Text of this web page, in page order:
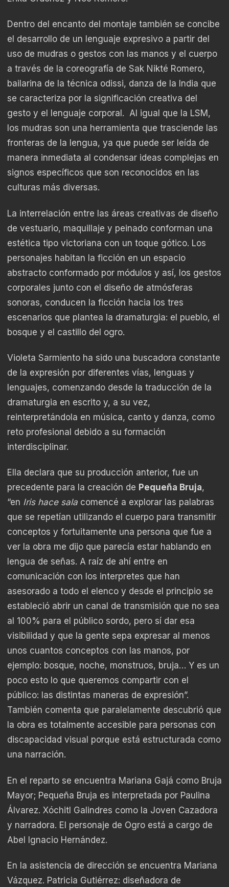
Dentro del encanto del montaje también se concibe
el desarrollo de un lenguaje expresivo a partir del
uso de mudras o gestos con las manos y el cuerpo
a través de la coreografía de Sak Nikté Romero,
bailarina de la técnica odissi, danza de la India que
se caracteriza por la significación creativa del
gesto y el lenguaje corporal. Al igual que la LSM,
los mudras son una herramienta que trasciende las
fronteras de la lengua, ya que puede ser leída de
manera inmediata al condensar ideas complejas en
signos específicos que son reconocidos en las
culturas más diversas.
La interrelación entre las áreas creativas de diseño
de vestuario, maquillaje y peinado conforman una
estética tipo victoriana con un toque gótico. Los
personajes habitan la ficción en un espacio
abstracto conformado por módulos y así, los gestos
corporales junto con el diseño de atmósferas
sonoras, conducen la ficción hacia los tres
escenarios que plantea la dramaturgia: el pueblo, el
bosque y el castillo del ogro.
Violeta Sarmiento ha sido una buscadora constante
de la expresión por diferentes vías, lenguas y
lenguajes, comenzando desde la traducción de la
dramaturgia en escrito y, a su vez,
reinterpretándola en música, canto y danza, como
reto profesional debido a su formación
interdisciplinar.
Ella declara que su producción anterior, fue un
precedente para la creación de Pequeña Bruja,
“en Iris hace sala comencé a explorar las palabras
que se repetían utilizando el cuerpo para transmitir
conceptos y fortuitamente una persona que fue a
ver la obra me dijo que parecía estar hablando en
lengua de señas. A raíz de ahí entre en
comunicación con los interpretes que han
asesorado a todo el elenco y desde el principio se
estableció abrir un canal de transmisión que no sea
al 100% para el público sordo, pero sí dar esa
visibilidad y que la gente sepa expresar al menos
unos cuantos conceptos con las manos, por
ejemplo: bosque, noche, monstruos, bruja… Y es un
poco esto lo que queremos compartir con el
público: las distintas maneras de expresión”.
También comenta que paralelamente descubrió que
la obra es totalmente accesible para personas con
discapacidad visual porque está estructurada como
una narración.
En el reparto se encuentra Mariana Gajá como Bruja
Mayor; Pequeña Bruja es interpretada por Paulina
Álvarez. Xóchitl Galindres como la Joven Cazadora
y narradora. El personaje de Ogro está a cargo de
Abel Ignacio Hernández.
En la asistencia de dirección se encuentra Mariana
Vázquez. Patricia Gutiérrez: diseñadora de